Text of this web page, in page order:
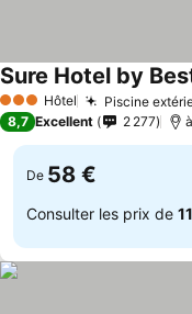
3 ÉtoilesHôtel Piscine
Sure Hotel by
8,7 Excellent 2 277
De 58 €
Consulter les prix de